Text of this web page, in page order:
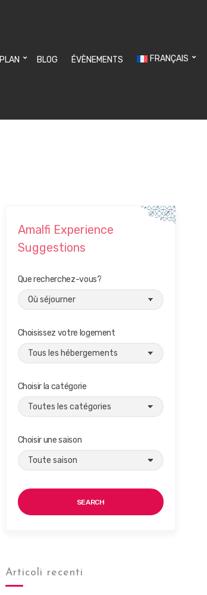
PLAN BLOG ÉVÈNEMENTS FRANÇAIS
Amalfi Experience
Suggestions
Que recherchez-vous?
Choisissez votre logement
Choisir la catégorie
Choisir une saison
SEARCH
Articoli recenti